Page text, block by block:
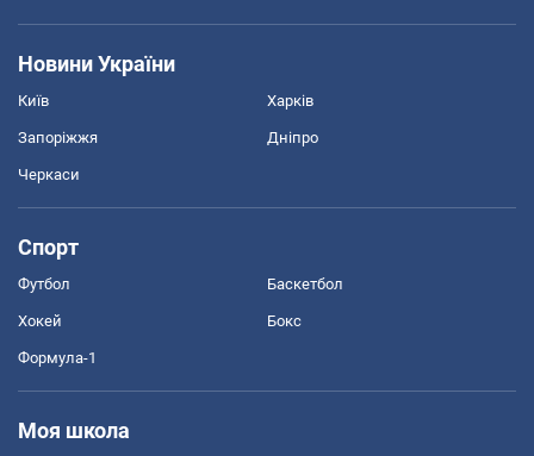
Новини України
Київ Харків
Запоріжжя Дніпро
Черкаси
Спорт
Футбол Баскетбол
Хокей Бокс
Формула-1
Моя школа